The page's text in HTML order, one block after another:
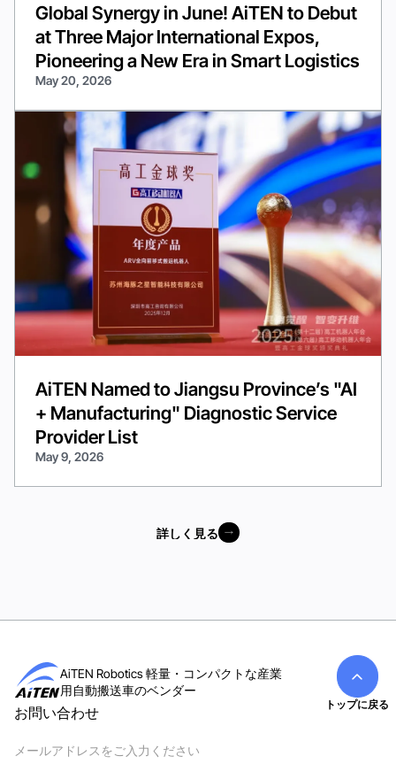
Global Synergy in June! AiTEN to Debut
at Three Major International Expos,
Pioneering a New Era in Smart Logistics
May 20, 2026
AiTEN Named to Jiangsu Province’s "AI
+ Manufacturing" Diagnostic Service
Provider List
May 9, 2026
詳しく見る
AiTEN Robotics 軽量・コンパクトな産業
用自動搬送車のベンダー
お問い合わせ
子
トップに戻る